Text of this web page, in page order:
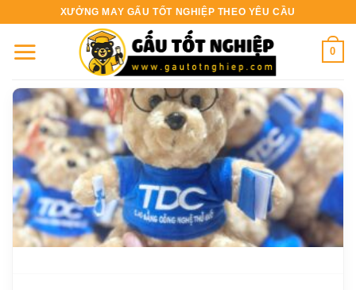
nội
XƯỞNG MAY GẤU TỐT NGHIỆP THEO YÊU CẦU
0